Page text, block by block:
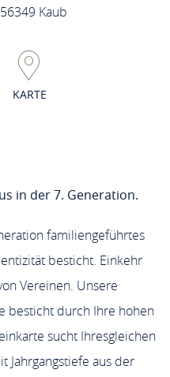
Kaub
KARTE
in der 7. Generation.
familiengeführtes
besticht. Einkehr
Vereinen. Unsere
besticht durch Ihre hohen
sucht Ihresgleichen
Jahrgangstiefe aus der